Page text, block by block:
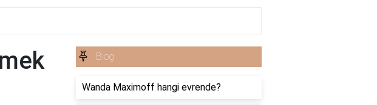
Blog
Wanda Maximoff hangi evrende?